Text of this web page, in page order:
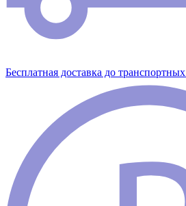
Бесплатная доставка до